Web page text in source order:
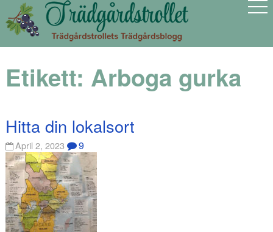
Etikett: Arboga gurka
Hitta din lokalsort
April 2, 2023 9